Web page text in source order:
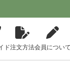
ド注文方法会員について